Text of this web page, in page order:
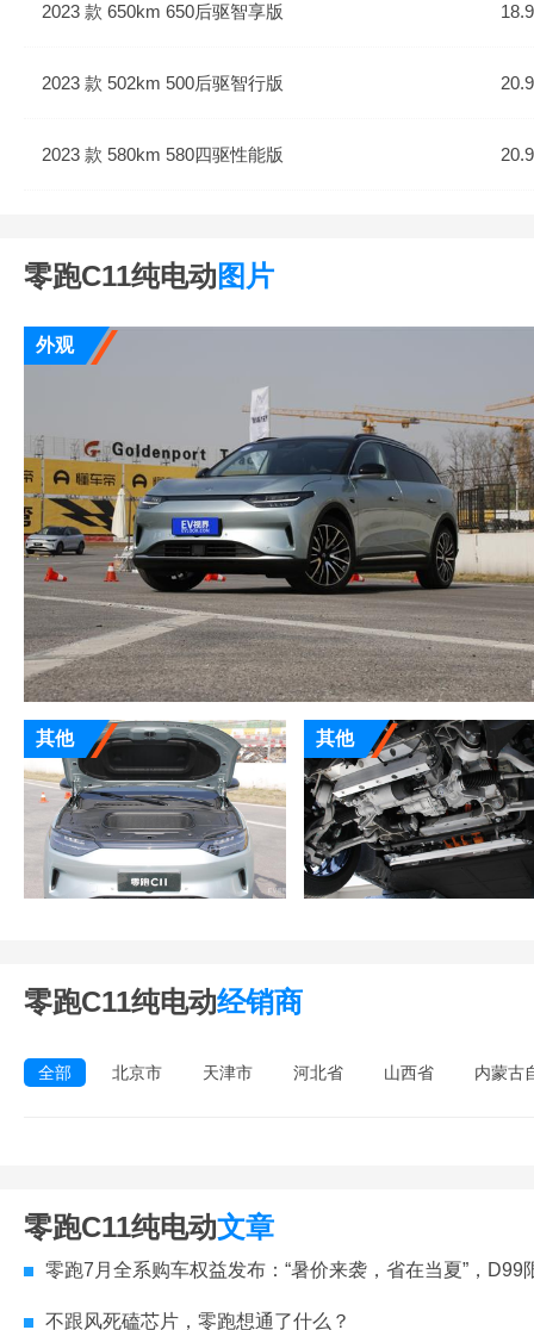
2023 款 650km 650后驱智享版
2023 款 502km 500后驱智行版
2023 款 580km 580四驱性能版
零跑C11纯电动图片
外观
其他 其他
零跑C11纯电动经销商
全部 北京市 天津市 河北省 山西省 内蒙古
零跑C11纯电动文章
零跑7月全系购车权益发布：“暑价来袭，省在当夏”，D99限时享至高价值61279元综
不跟风死磕芯片，零跑想通了什么？